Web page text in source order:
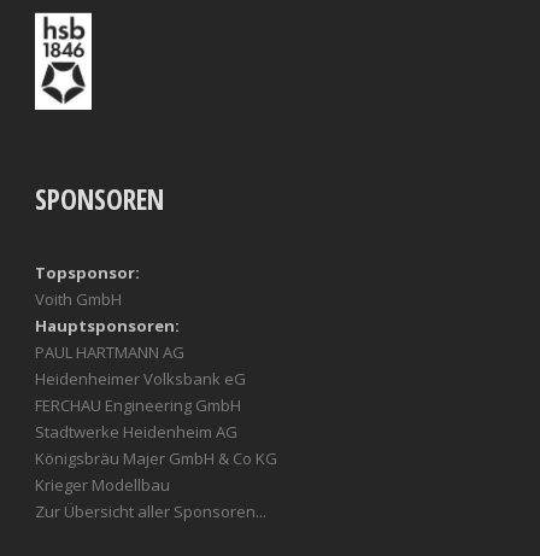
SPONSOREN
Topsponsor:
Voith GmbH
Hauptsponsoren:
PAUL HARTMANN AG
Heidenheimer Volksbank eG
FERCHAU Engineering GmbH
Stadtwerke Heidenheim AG
Königsbräu Majer GmbH & Co KG
Krieger Modellbau
Zur Übersicht aller Sponsoren...